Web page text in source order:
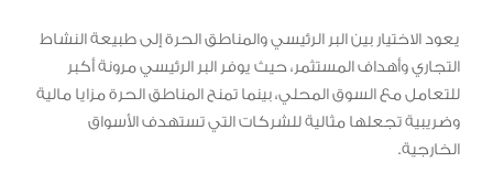
يعود الاختيار بين البر الرئيسي والمناطق الحرة إلى طبيعة النشاط
التجاري وأهداف المستثمر، حيث يوفر البر الرئيسي مرونة أكبر
للتعامل مع السوق المحلي، بينما تمنح المناطق الحرة مزايا مالية
وضريبية تجعلها مثالية للشركات التي تستهدف الأسواق
الخارجية.